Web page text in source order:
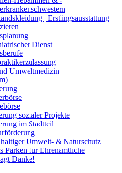
| Erstlingsausstattung
Dienst
Umweltmedizin
sozialer Projekte
im Stadtteil
Umwelt- & Naturschutz
Parken für Ehrenamtliche
Danke!